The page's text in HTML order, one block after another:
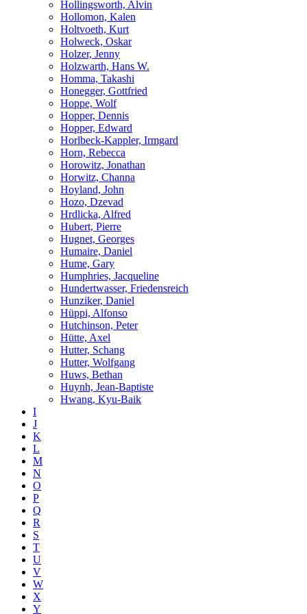
Hollingsworth, Alvin
Hollomon, Kalen
Holtvoeth, Kurt
Holweck, Oskar
Holzer, Jenny
Holzwarth, Hans W.
Homma, Takashi
Honegger, Gottfried
Hoppe, Wolf
Hopper, Dennis
Hopper, Edward
Horlbeck-Kappler, Irmgard
Horn, Rebecca
Horowitz, Jonathan
Horwitz, Channa
Hoyland, John
Hozo, Dzevad
Hrdlicka, Alfred
Hubert, Pierre
Hugnet, Georges
Humaire, Daniel
Hume, Gary
Humphries, Jacqueline
Hundertwasser, Friedensreich
Hunziker, Daniel
Hüppi, Alfonso
Hutchinson, Peter
Hütte, Axel
Hutter, Schang
Hutter, Wolfgang
Huws, Bethan
Huynh, Jean-Baptiste
Hwang, Kyu-Baik
I
J
K
L
M
N
O
P
Q
R
S
T
U
V
W
X
Y